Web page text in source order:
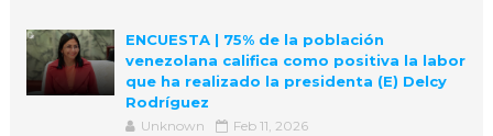
ENCUESTA | 75% de la población
venezolana califica como positiva la labor
que ha realizado la presidenta (E) Delcy
Rodríguez
Unknown Feb 11, 2026